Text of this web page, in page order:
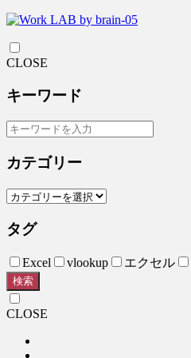
CLOSE
キーワード
カテゴリー
タグ
Excel vlookup エクセル
検索
CLOSE